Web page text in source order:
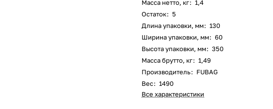
Масса нетто, кг: 1,4
Остаток: 5
Длина упаковки, мм: 130
Ширина упаковки, мм: 60
Высота упаковки, мм: 350
Масса брутто, кг: 1,49
Производитель: FUBAG
Вес: 1490
Все характеристики